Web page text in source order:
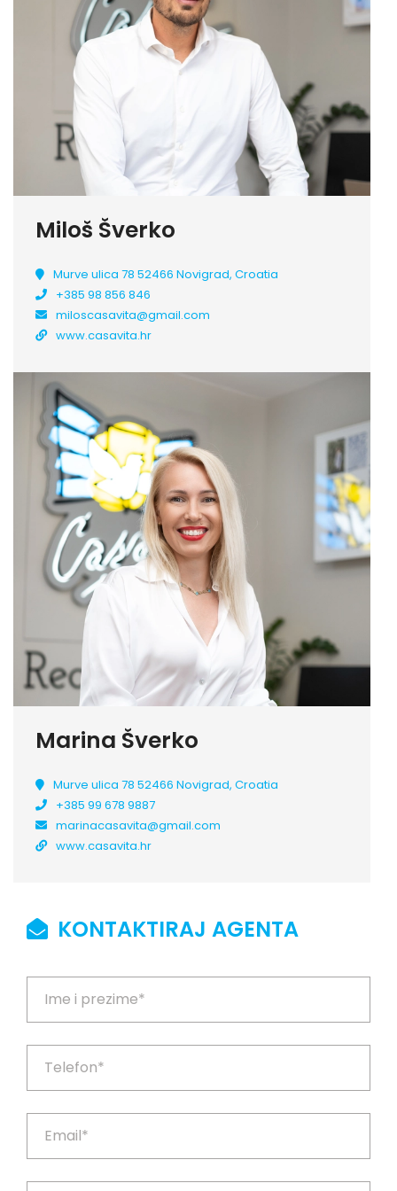
Miloš Šverko
Murve ulica 78 52466 Novigrad, Croatia
+385 98 856 846
miloscasavita@gmail.com
www.casavita.hr
Marina Šverko
Murve ulica 78 52466 Novigrad, Croatia
+385 99 678 9887
marinacasavita@gmail.com
www.casavita.hr
KONTAKTIRAJ AGENTA